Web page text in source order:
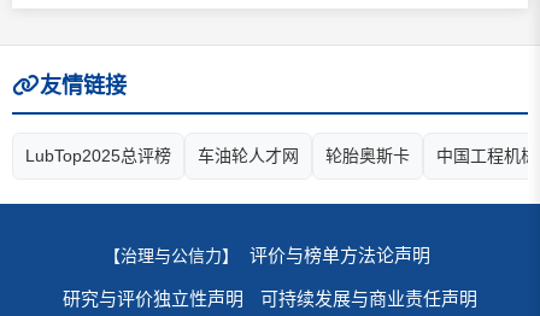
友情链接
LubTop2025总评榜 车油轮人才网 轮胎奥斯卡 中国工程机
【治理与公信力】 评价与榜单方法论声明
研究与评价独立性声明 可持续发展与商业责任声明